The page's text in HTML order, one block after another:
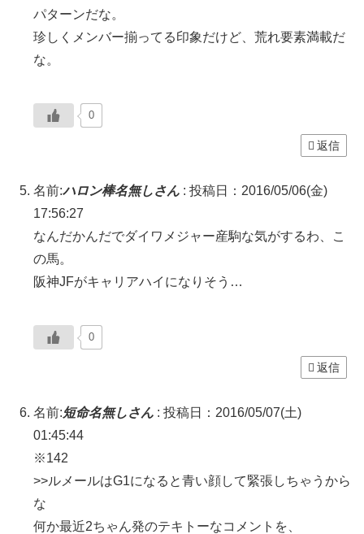
パターンだな。
珍しくメンバー揃ってる印象だけど、荒れ要素満載だ
な。
0
返信
名前:ハロン棒名無しさん : 投稿日：2016/05/06(金)
17:56:27
なんだかんだでダイワメジャー産駒な気がするわ、こ
の馬。
阪神JFがキャリアハイになりそう…
0
返信
名前:短命名無しさん : 投稿日：2016/05/07(土)
01:45:44
※142
>>ルメールはG1になると青い顔して緊張しちゃうから
な
何か最近2ちゃん発のテキトーなコメントを、